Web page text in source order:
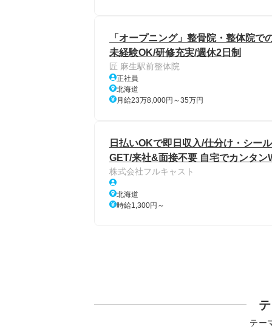
「オープニング」整骨院・整体院
未経験OK/研修充実/週休2日制
匠 麻生駅前整体院
正社員
北海道
月給23万8,000円～35万円
日払いOKで即日収入/仕分け・シー
GET/来社&面接不要 自宅でカンタン
株式会社フルキャスト
北海道
時給1,300円～
テー